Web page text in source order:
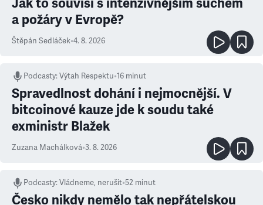
Jak to souvisí s intenzivnějším suchem
a požáry v Evropě?
Štěpán Sedláček•4. 8. 2026
Podcasty:Výtah Respektu•16 minut
Spravedlnost dohání i nejmocnější. V
bitcoinové kauze jde k soudu také
exministr Blažek
Zuzana Machálková•3. 8. 2026
Podcasty:Vládneme, nerušit•52 minut
Česko nikdy nemělo tak nepřátelskou